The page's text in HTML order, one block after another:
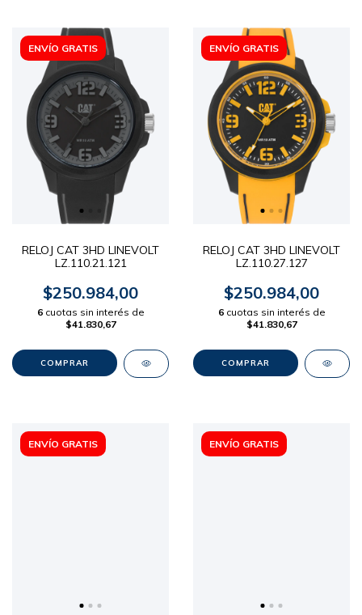
ENVÍO GRATIS
RELOJ CAT 3HD LINEVOLT
LZ.110.21.121
$250.984,00
6 cuotas sin interés de
$41.830,67
ENVÍO GRATIS
RELOJ CAT 3HD LINEVOLT
LZ.110.27.127
$250.984,00
6 cuotas sin interés de
$41.830,67
ENVÍO GRATIS ENVÍO GRATIS